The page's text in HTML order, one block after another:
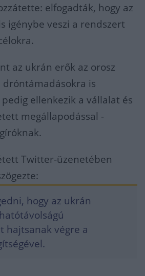
elfogadták, hogy az
igénybe veszi a rendszert
az ukrán erők az orosz
is
ellenkezik a vállalat és
megállapodással -
Twitter-üzenetében
hogy az ukrán
hajtsanak végre a